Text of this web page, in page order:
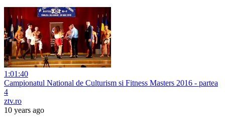
1:01:40
Campionatul National de Culturism si Fitness Masters 2016 - partea
4
ztv.ro
10 years ago